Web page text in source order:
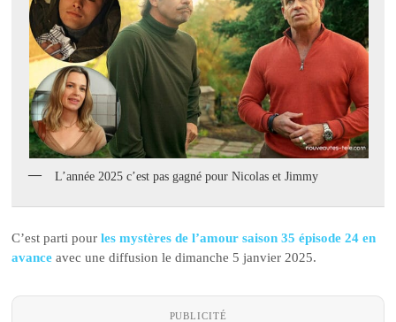
L’année 2025 c’est pas gagné pour Nicolas et Jimmy
C’est parti pourles mystères de l’amour saison 35 épisode 24 en
avanceavec une diffusion le dimanche 5 janvier 2025.
PUBLICITÉ